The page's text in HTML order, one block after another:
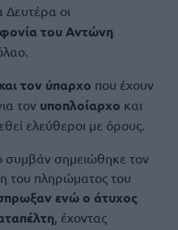
οι
του Αντώνη
τον ύπαρχο που έχουν
τον υποπλοίαρχο και
ελεύθεροι με όρους.
συμβάν σημειώθηκε τον
του πληρώματος του
ενώ ο άτυχος
, έχοντας